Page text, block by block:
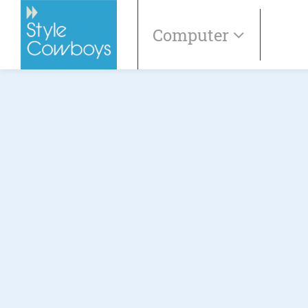
Computer